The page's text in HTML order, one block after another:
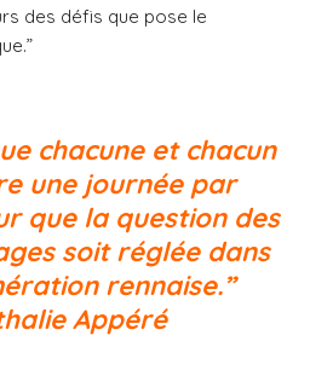
des défis que pose le
chacune et chacun
une journée par
que la question des
soit réglée dans
rennaise.”
Appéré